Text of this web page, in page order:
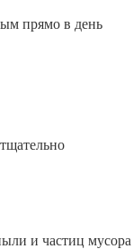
прямо в день
и частиц мусора